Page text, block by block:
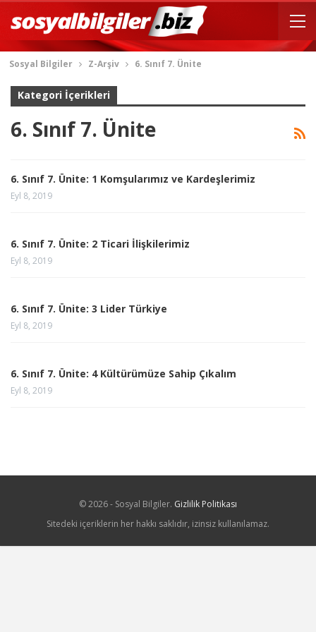
Sosyal Bilgiler Z-Arşiv 6. Sınıf 7. Ünite
Kategori İçerikleri
6. Sınıf 7. Ünite
6. Sınıf 7. Ünite: 1 Komşularımız ve Kardeşlerimiz
Eyl 8, 2019
6. Sınıf 7. Ünite: 2 Ticari İlişkilerimiz
Eyl 8, 2019
6. Sınıf 7. Ünite: 3 Lider Türkiye
Eyl 8, 2019
6. Sınıf 7. Ünite: 4 Kültürümüze Sahip Çıkalım
Eyl 8, 2019
© 2026 - Sosyal Bilgiler. Gizlilik Politikası
Sitedeki içeriklerin her hakkı saklıdır, izinsiz kullanılamaz.